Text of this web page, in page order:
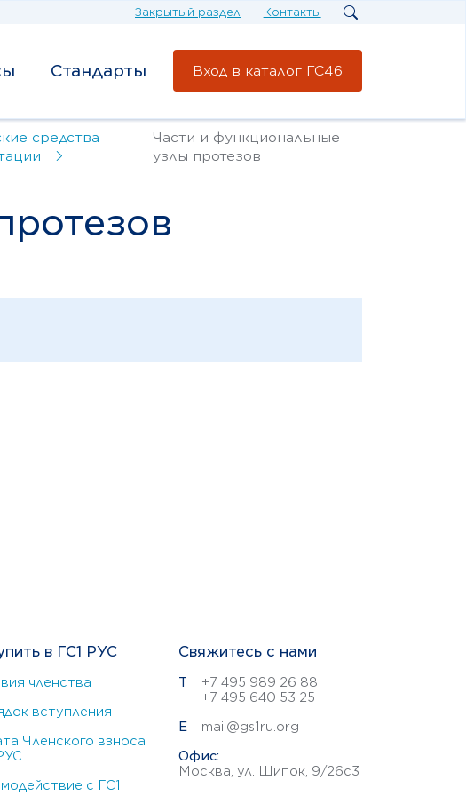
Закрытый раздел Контакты
Стандарты Вход в каталог ГС46
средства
Части и функциональные
узлы протезов
в ГС1 РУС
членства
вступления
Членского взноса
с ГС1
Свяжитесь с нами
Т
+7 495 989 26 88
+7 495 640 53 25
E mail@gs1ru.org
Офис:
Москва, ул. Щипок, 9/26с3